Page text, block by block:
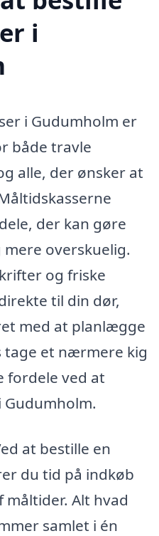
i
i Gudumholm er
både travle
alle, der ønsker at
der kan gøre
overskuelig.
og friske
til din dør,
med at planlægge
tage et nærmere kig
fordele ved at
at bestille en
du tid på indkøb
Alt hvad
samlet i én